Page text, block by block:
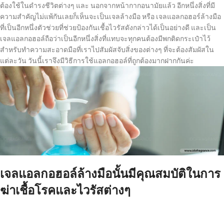
ต้องใช้ในดำรงชีวิตต่างๆ และ นอกจากหน้ากากอนามัยแล้ว อีกหนึ่งสิ่งที่มี
ความสำคัญไม่แพ้กันเลยก็เห็นจะเป็นเจลล้างมือ หรือ เจลแอลกอฮอร์ล้างมือ
ที่เป็นอีกหนึ่งตัวช่วยที่ช่วยป้องกันเชื้อไวรัสดังกล่าวได้เป็นอย่างดี และเป็น
เจลแอลกอฮอล์ถือว่าเป็นอีกหนึ่งสิ่งที่แทบจะทุกคนต้องมีพกติดกระเป๋าไว้
สำหรับทำความสะอาดมือที่เราไปสัมผัสจับสิ่งของต่างๆ ที่จะต้องสัมผัสใน
แต่ละวัน วันนี้เราจึงมีวิธีการใช้แอลกอฮอล์ที่ถูกต้องมากฝากกันค่ะ
เจลแอลกอฮอล์ล้างมือนั้นมีคุณสมบัติในการ
ฆ่าเชื้อโรคและไวรัสต่างๆ